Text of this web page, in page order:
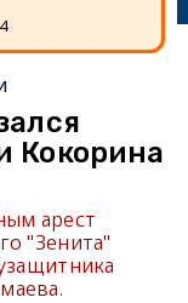
Кокорина
арест
"Зенита"